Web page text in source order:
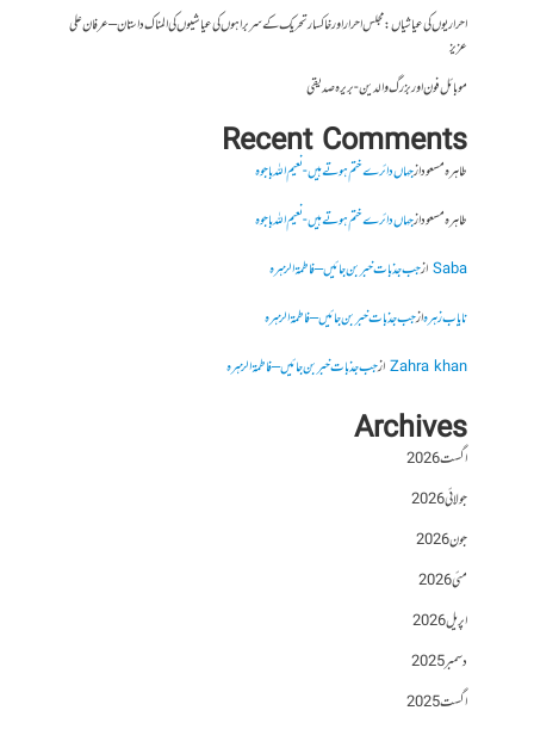
احراریوں کی عیاشیاں : مجلس احرار اور خاکسار تحریک کے سربراہوں کی عیاشیوں کی المناک داستان – عرفان علی
عزیز
موبائل فون اور بزرگ والدین- بریرہ صدیقی
Recent Comments
طاہرہ مسعودازجہاں دائرے ختم ہوتے ہیں- نعیم اللہ باجوہ
طاہرہ مسعودازجہاں دائرے ختم ہوتے ہیں- نعیم اللہ باجوہ
Sabaازجب جذبات خبر بن جائیں – فاطمۃالزہرہ
نایاب زہرہازجب جذبات خبر بن جائیں – فاطمۃالزہرہ
Zahra khanازجب جذبات خبر بن جائیں – فاطمۃالزہرہ
Archives
اگست 2026
جولائی 2026
جون 2026
مئی 2026
اپریل 2026
دسمبر 2025
اگست 2025